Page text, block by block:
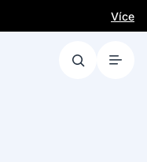
Více